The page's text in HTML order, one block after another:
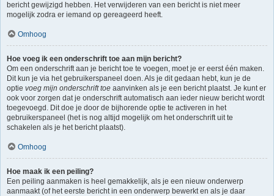
bericht gewijzigd hebben. Het verwijderen van een bericht is niet meer
mogelijk zodra er iemand op gereageerd heeft.
Omhoog
Hoe voeg ik een onderschrift toe aan mijn bericht?
Om een onderschrift aan je bericht toe te voegen, moet je er eerst één maken.
Dit kun je via het gebruikerspaneel doen. Als je dit gedaan hebt, kun je de
optie voeg mijn onderschrift toe aanvinken als je een bericht plaatst. Je kunt er
ook voor zorgen dat je onderschrift automatisch aan ieder nieuw bericht wordt
toegevoegd. Dit doe je door de bijhorende optie te activeren in het
gebruikerspaneel (het is nog altijd mogelijk om het onderschrift uit te
schakelen als je het bericht plaatst).
Omhoog
Hoe maak ik een peiling?
Een peiling aanmaken is heel gemakkelijk, als je een nieuw onderwerp
aanmaakt (of het eerste bericht in een onderwerp bewerkt en als je daar